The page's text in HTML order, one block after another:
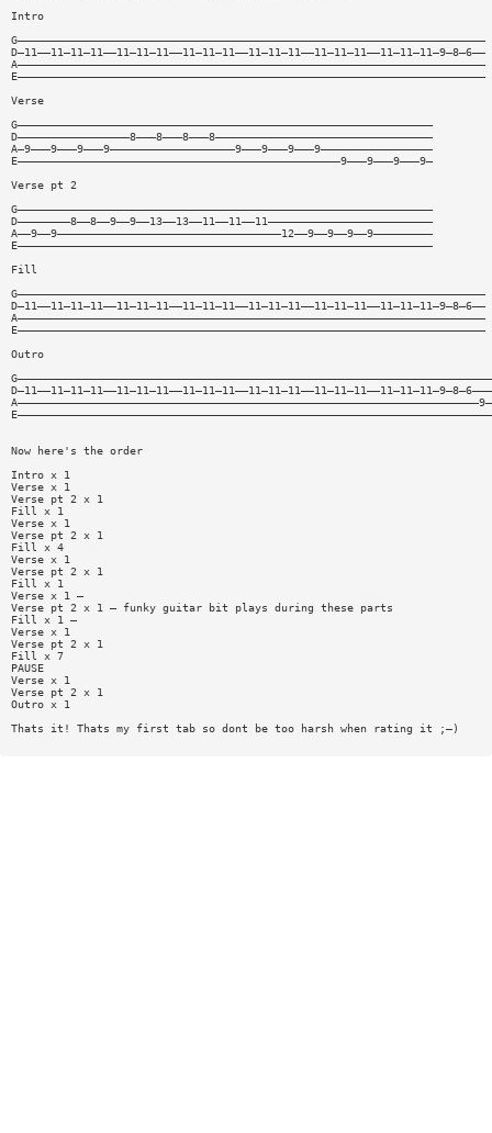
Intro
G———————————————————————————————————————————————————————————————————————
D—11——11—11—11——11—11—11——11—11—11——11—11—11——11—11—11——11—11—11—9—8—6——
A———————————————————————————————————————————————————————————————————————
E———————————————————————————————————————————————————————————————————————
Verse
G———————————————————————————————————————————————————————————————
D—————————————————8———8———8———8—————————————————————————————————
A—9———9———9———9———————————————————9———9———9———9—————————————————
E—————————————————————————————————————————————————9———9———9———9—
Verse pt 2
G———————————————————————————————————————————————————————————————
D————————8——8——9——9——13——13——11——11——11—————————————————————————
A——9——9——————————————————————————————————12——9——9——9——9—————————
E———————————————————————————————————————————————————————————————
Fill
G———————————————————————————————————————————————————————————————————————
D—11——11—11—11——11—11—11——11—11—11——11—11—11——11—11—11——11—11—11—9—8—6——
A———————————————————————————————————————————————————————————————————————
E———————————————————————————————————————————————————————————————————————
Outro
G————————————————————————————————————————————————————————————————————————
D—11——11—11—11——11—11—11——11—11—11——11—11—11——11—11—11——11—11—11—9—8—6———
A——————————————————————————————————————————————————————————————————————9—
E————————————————————————————————————————————————————————————————————————
Now here's the order
Intro x 1
Verse x 1
Verse pt 2 x 1
Fill x 1
Verse x 1
Verse pt 2 x 1
Fill x 4
Verse x 1
Verse pt 2 x 1
Fill x 1
Verse x 1 —
Verse pt 2 x 1 — funky guitar bit plays during these parts
Fill x 1 —
Verse x 1
Verse pt 2 x 1
Fill x 7
PAUSE
Verse x 1
Verse pt 2 x 1
Outro x 1
Thats it! Thats my first tab so dont be too harsh when rating it ;—)